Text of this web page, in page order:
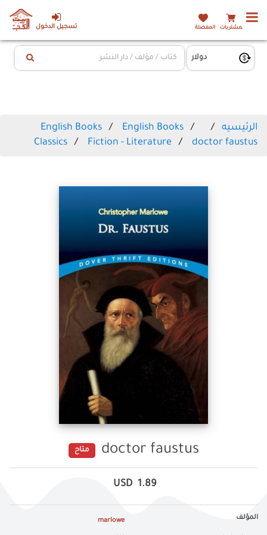
تسجيل الدخول المشتريات المفضلة
الرئيسيه English Books
English Books
Classics
Fiction - Literature doctor faustus
doctor faustus متاح
1.89
USD
المؤلف marlowe